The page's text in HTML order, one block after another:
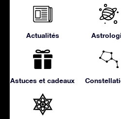
Actualités
Astuces et cadeaux